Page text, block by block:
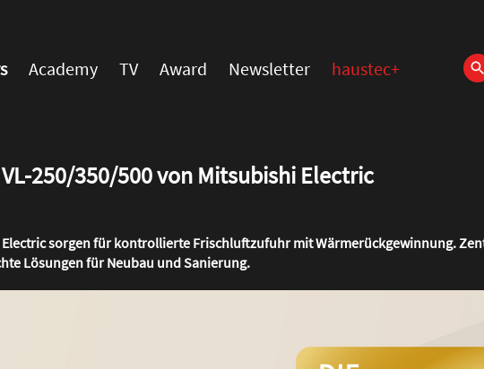
Academy TV Award Newsletter haustec+
250/350/500 von Mitsubishi Electric
Electric sorgen für kontrollierte Frischluftzufuhr mit Wärmerückgewinnung.
Lösungen für Neubau und Sanierung.